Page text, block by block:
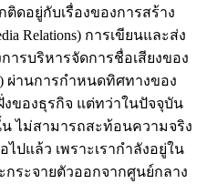
ดอยู่กับเรื่องของการสร้าง
Relations) การเขียนและส่ง
การบริหารจัดการชื่อเสียงของ
ผ่านการกำหนดทิศทางของ
ของธุรกิจ แต่ทว่าในปัจจุบัน
ไม่สามารถสะท้อนความจริง
ปแล้ว เพราะเรากำลังอยู่ใน
ระจายตัวออกจากศูนย์กลาง